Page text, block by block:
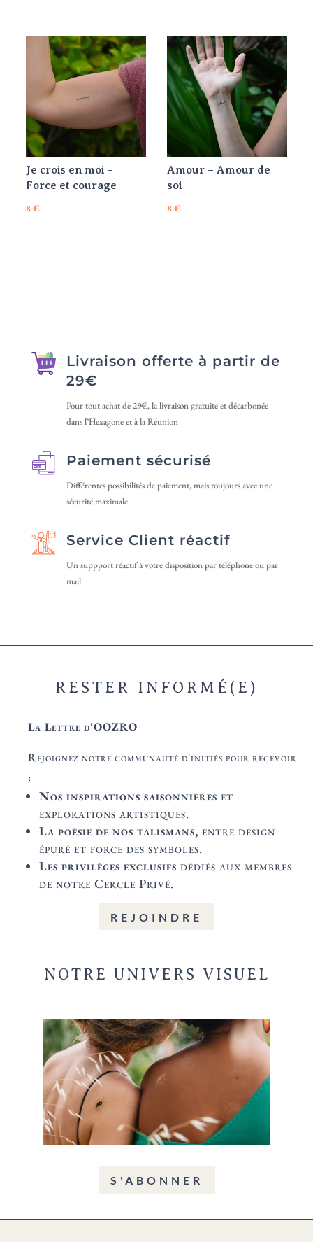
Je crois en moi –
Force et courage
8€
Amour – Amour de
soi
8€
Livraison offerte à partir de
29€
Pour tout achat de 29€, la livraison gratuite et décarbonée
dans l’Hexagone et à la Réunion
Paiement sécurisé
Différentes possibilités de paiement, mais toujours avec une
sécurité maximale
Service Client réactif
Un suppport réactif à votre disposition par téléphone ou par
mail.
RESTER INFORMÉ(E)
La Lettre d'OOZRO
Rejoignez notre communauté d'initiés pour recevoir
:
Nos inspirations saisonnières et
explorations artistiques.
La poésie de nos talismans, entre design
épuré et force des symboles.
Les privilèges exclusifs dédiés aux membres
de notre Cercle Privé.
REJOINDRE
NOTRE UNIVERS VISUEL
S'ABONNER